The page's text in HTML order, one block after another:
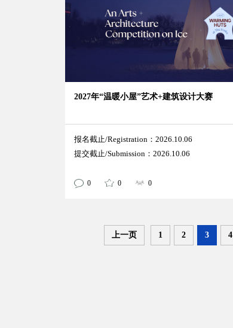
2027年“温暖小屋”艺术+建筑设计大赛
报名截止/Registration：2026.10.06
提交截止/Submission：2026.10.06
0 0 0
上一页 1 2 3 4